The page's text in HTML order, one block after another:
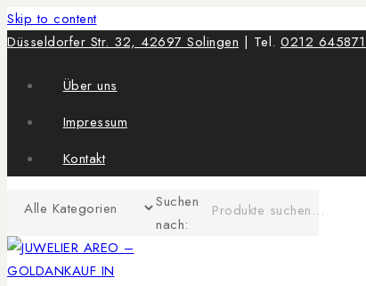
Skip to content
Düsseldorfer Str. 32, 42697 Solingen | Tel. 0212
Über uns
Impressum
Kontakt
Suchen
nach: